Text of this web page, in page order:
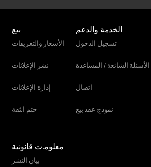
بيع
الأسعار والتعريفات
نشر الإعلانات
إدارة الإعلانات
ختم الثقة
الخدمة والدعم
تسجيل الدخول
الأسئلة الشائعة / المساعدة
اتصال
نموذج عقد بيع
معلومات قانونية
بيان النشر